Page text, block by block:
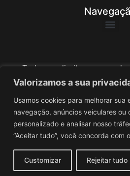
Valorizamos a sua
Usamos cookies para melhorar sua
navegação, anúncios veiculares ou
personalizado e analisar nosso
“Aceitar tudo”, você concorda com
Customizar Rejeitar tudo
Todos os direitos
Barichello
Desenvolvido